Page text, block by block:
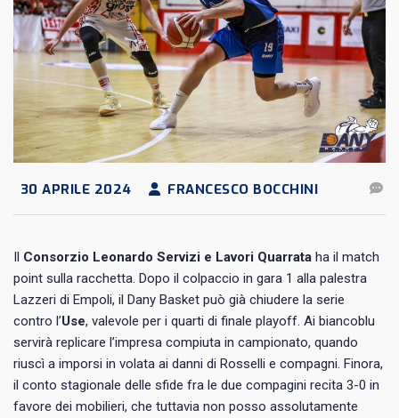
30 APRILE 2024 FRANCESCO BOCCHINI
Il Consorzio Leonardo Servizi e Lavori Quarrata ha il match
point sulla racchetta. Dopo il colpaccio in gara 1 alla palestra
Lazzeri di Empoli, il Dany Basket può già chiudere la serie
contro l’Use, valevole per i quarti di finale playoff. Ai biancoblu
servirà replicare l’impresa compiuta in campionato, quando
riuscì a imporsi in volata ai danni di Rosselli e compagni. Finora,
il conto stagionale delle sfide fra le due compagini recita 3-0 in
favore dei mobilieri, che tuttavia non posso assolutamente